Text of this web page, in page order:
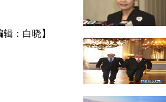
辑：白晓】